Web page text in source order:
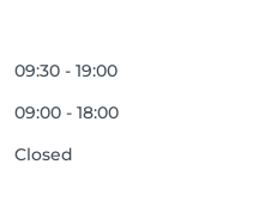
09:30 - 19:00
09:00 - 18:00
Closed